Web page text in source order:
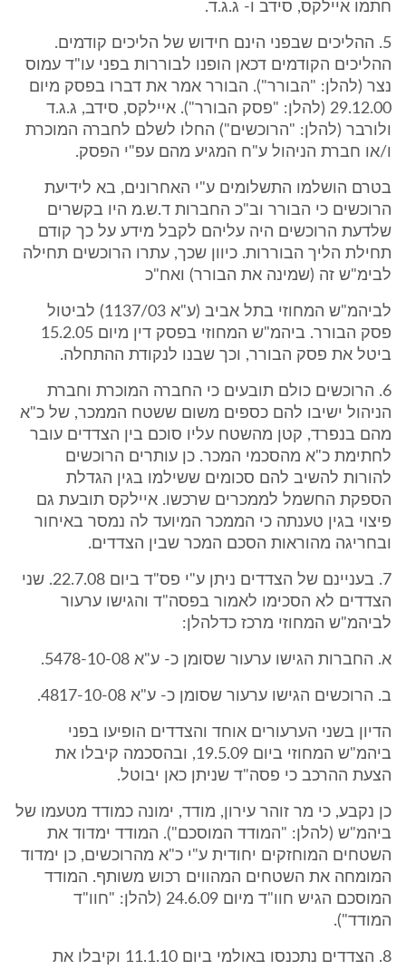
חתמו איילקס, סידב ו- ג.ג.ד.
5. ההליכים שבפני הינם חידוש של הליכים קודמים.
ההליכים הקודמים דכאן הופנו לבוררות בפני עו"ד עמוס
נצר (להלן: "הבורר"). הבורר אמר את דברו בפסק מיום
29.12.00 (להלן: "פסק הבורר"). איילקס, סידב, ג.ג.ד
ולורבר (להלן: "הרוכשים") החלו לשלם לחברה המוכרת
ו/או חברת הניהול ע"ח המגיע מהם עפ"י הפסק.
בטרם הושלמו התשלומים ע"י האחרונים, בא לידיעת
הרוכשים כי הבורר וב"כ החברות ד.ש.מ היו בקשרים
שלדעת הרוכשים היה עליהם לקבל מידע על כך קודם
תחילת הליך הבוררות. כיוון שכך, עתרו הרוכשים תחילה
לבימ"ש זה (שמינה את הבורר) ואח"כ
לביהמ"ש המחוזי בתל אביב (ע"א 1137/03) לביטול
פסק הבורר. ביהמ"ש המחוזי בפסק דין מיום 15.2.05
ביטל את פסק הבורר, וכך שבנו לנקודת ההתחלה.
6. הרוכשים כולם תובעים כי החברה המוכרת וחברת
הניהול ישיבו להם כספים משום ששטח הממכר, של כ"א
מהם בנפרד, קטן מהשטח עליו סוכם בין הצדדים עובר
לחתימת כ"א מהסכמי המכר. כן עותרים הרוכשים
להורות להשיב להם סכומים ששילמו בגין הגדלת
הספקת החשמל לממכרים שרכשו. איילקס תובעת גם
פיצוי בגין טענתה כי הממכר המיועד לה נמסר באיחור
ובחריגה מהוראות הסכם המכר שבין הצדדים.
7. בעניינם של הצדדים ניתן ע"י פס"ד ביום 22.7.08. שני
הצדדים לא הסכימו לאמור בפסה"ד והגישו ערעור
לביהמ"ש המחוזי מרכז כדלהלן:
א. החברות הגישו ערעור שסומן כ- ע"א 5478-10-08.
ב. הרוכשים הגישו ערעור שסומן כ- ע"א 4817-10-08.
הדיון בשני הערעורים אוחד והצדדים הופיעו בפני
ביהמ"ש המחוזי ביום 19.5.09, ובהסכמה קיבלו את
הצעת ההרכב כי פסה"ד שניתן כאן יבוטל.
כן נקבע, כי מר זוהר עירון, מודד, ימונה כמודד מטעמו של
ביהמ"ש (להלן: "המודד המוסכם"). המודד ימדוד את
השטחים המוחזקים יחודית ע"י כ"א מהרוכשים, כן ימדוד
המומחה את השטחים המהווים רכוש משותף. המודד
המוסכם הגיש חוו"ד מיום 24.6.09 (להלן: "חוו"ד
המודד").
8. הצדדים נתכנסו באולמי ביום 11.1.10 וקיבלו את